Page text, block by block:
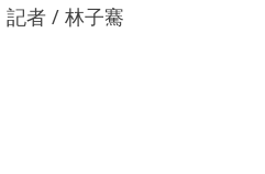
記者 / 林子騫